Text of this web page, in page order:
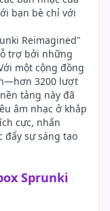
bạn bè chỉ với
Reimagined"
trợ bởi những
một cộng đồng
3200 lượt
tảng này đã
âm nhạc ở khắp
cực, nhấn
đẩy sự sáng tạo
Sprunki